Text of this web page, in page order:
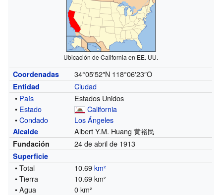
Ubicación de California en EE. UU.
Coordenadas 34°05′52″N 118°06′23″O
Entidad
Ciudad
• País
Estados Unidos
• Estado
California
•Condado Los Ángeles
Alcalde Albert Y.M. Huang 黄裕民
Fundación 24 de abril de 1913
Superficie
• Total 10.69km²
• Tierra
10.69 km²
• Agua
0 km²